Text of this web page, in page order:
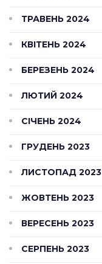
ТРАВЕНЬ 2024
КВІТЕНЬ 2024
БЕРЕЗЕНЬ 2024
ЛЮТИЙ 2024
СІЧЕНЬ 2024
ГРУДЕНЬ 2023
ЛИСТОПАД 2023
ЖОВТЕНЬ 2023
ВЕРЕСЕНЬ 2023
СЕРПЕНЬ 2023